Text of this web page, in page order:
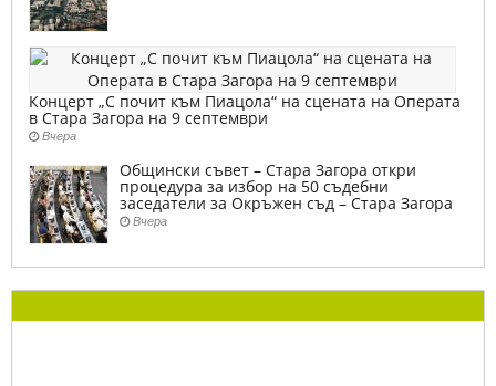
Концерт „С почит към Пиацола“ на сцената на Операта
в Стара Загора на 9 септември
Вчера
Общински съвет – Стара Загора откри
процедура за избор на 50 съдебни
заседатели за Окръжен съд – Стара Загора
Вчера